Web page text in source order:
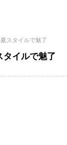
スタイルで魅了
イルで魅了